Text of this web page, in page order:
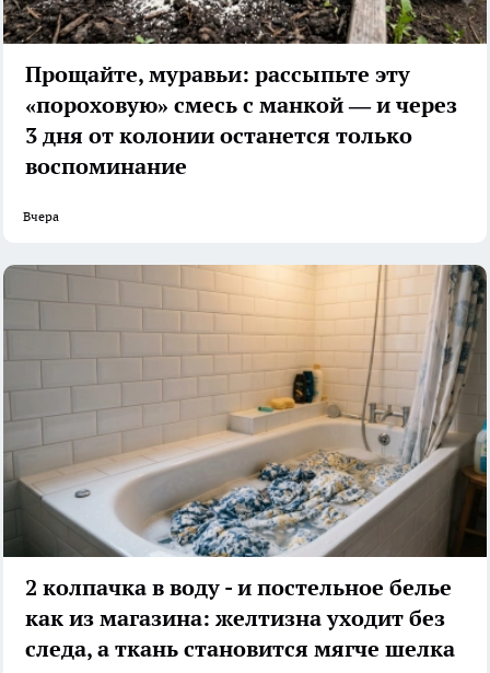
Прощайте, муравьи: рассыпьте эту
«пороховую» смесь с манкой — и через
3 дня от колонии останется только
воспоминание
Вчера
2 колпачка в воду - и постельное белье
как из магазина: желтизна уходит без
следа, а ткань становится мягче шелка